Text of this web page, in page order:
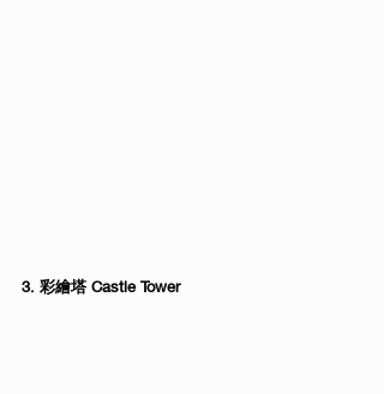
3. 彩繪塔 Castle Tower